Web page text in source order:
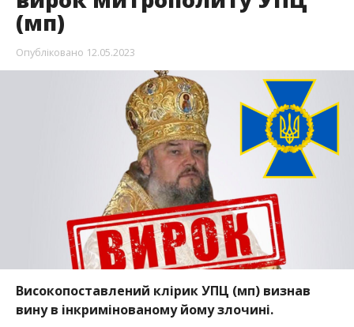
(мп)
Опубліковано 12.05.2023
Високопоставлений клірик УПЦ (мп) визнав
вину в інкримінованому йому злочині.